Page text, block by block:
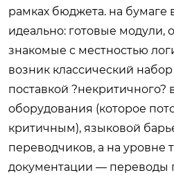
рамках бюджета. на бумаге
идеально: готовые модули,
знакомые с местностью
возник классический
поставкой ?некритичного?
оборудования (которое
критичным), языковой
переводчиков, а на уровне
документации — переводы